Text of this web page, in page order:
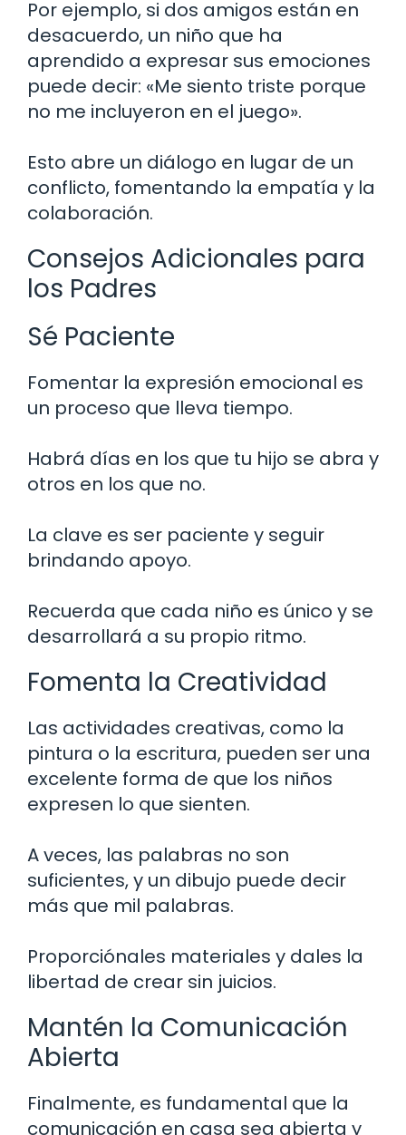
Por ejemplo, si dos amigos están en
desacuerdo, un niño que ha
aprendido a expresar sus emociones
puede decir: «Me siento triste porque
no me incluyeron en el juego».
Esto abre un diálogo en lugar de un
conflicto, fomentando la empatía y la
colaboración.
Consejos Adicionales para
los Padres
Sé Paciente
Fomentar la expresión emocional es
un proceso que lleva tiempo.
Habrá días en los que tu hijo se abra y
otros en los que no.
La clave es ser paciente y seguir
brindando apoyo.
Recuerda que cada niño es único y se
desarrollará a su propio ritmo.
Fomenta la Creatividad
Las actividades creativas, como la
pintura o la escritura, pueden ser una
excelente forma de que los niños
expresen lo que sienten.
A veces, las palabras no son
suficientes, y un dibujo puede decir
más que mil palabras.
Proporciónales materiales y dales la
libertad de crear sin juicios.
Mantén la Comunicación
Abierta
Finalmente, es fundamental que la
comunicación en casa sea abierta y